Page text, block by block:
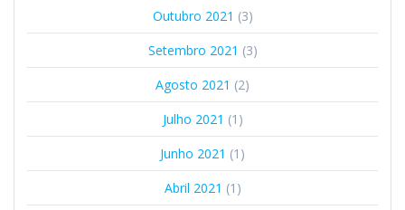
Outubro 2021 (3)
Setembro 2021 (3)
Agosto 2021 (2)
Julho 2021 (1)
Junho 2021 (1)
Abril 2021 (1)